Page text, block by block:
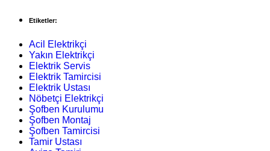
Etiketler:
Acil Elektrikçi
Yakın Elektrikçi
Elektrik Servis
Elektrik Tamircisi
Elektrik Ustası
Nöbetçi Elektrikçi
Şofben Kurulumu
Şofben Montaj
Şofben Tamircisi
Tamir Ustası